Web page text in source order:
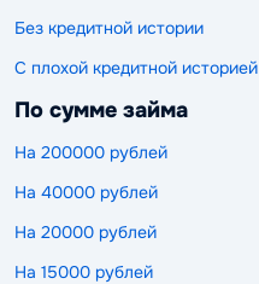
Без кредитной истории
С плохой кредитной историей
По сумме займа
На 200000 рублей
На 40000 рублей
На 20000 рублей
На 15000 рублей